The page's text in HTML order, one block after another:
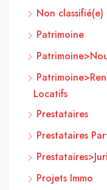
Non classifié(e)
Patrimoine
Locatifs
Prestataires
Prestataires
Projets Immo